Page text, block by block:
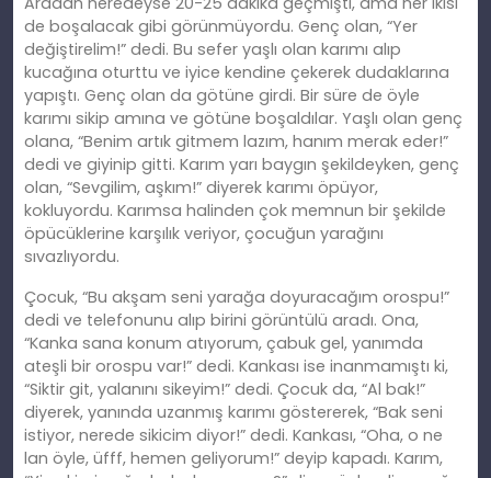
de boşalacak gibi görünmüyordu. Genç olan, “Yer
değiştirelim!” dedi. Bu sefer yaşlı olan karımı alıp
kucağına oturttu ve iyice kendine çekerek dudaklarına
yapıştı. Genç olan da götüne girdi. Bir süre de öyle
karımı sikip amına ve götüne boşaldılar. Yaşlı olan genç
olana, “Benim artık gitmem lazım, hanım merak eder!”
dedi ve giyinip gitti. Karım yarı baygın şekildeyken, genç
olan, “Sevgilim, aşkım!” diyerek karımı öpüyor,
kokluyordu. Karımsa halinden çok memnun bir şekilde
öpücüklerine karşılık veriyor, çocuğun yarağını
sıvazlıyordu.
Çocuk, “Bu akşam seni yarağa doyuracağım orospu!”
dedi ve telefonunu alıp birini görüntülü aradı. Ona,
“Kanka sana konum atıyorum, çabuk gel, yanımda
ateşli bir orospu var!” dedi. Kankası ise inanmamıştı ki,
“Siktir git, yalanını sikeyim!” dedi. Çocuk da, “Al bak!”
diyerek, yanında uzanmış karımı göstererek, “Bak seni
istiyor, nerede sikicim diyor!” dedi. Kankası, “Oha, o ne
lan öyle, üfff, hemen geliyorum!” deyip kapadı. Karım,